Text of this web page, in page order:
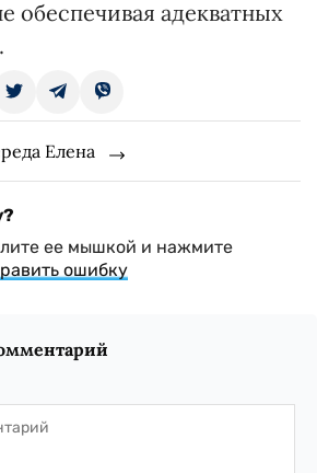
обеспечивая адекватных
Елена
ее мышкой и нажмите
ошибку